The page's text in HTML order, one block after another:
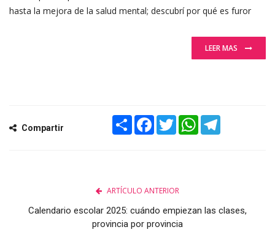
hasta la mejora de la salud mental; descubrí por qué es furor
LEER MAS
Compartir
Share Facebook
TwitterWhatsApp
ARTÍCULO ANTERIOR
Calendario escolar 2025: cuándo empiezan las clases,
provincia por provincia